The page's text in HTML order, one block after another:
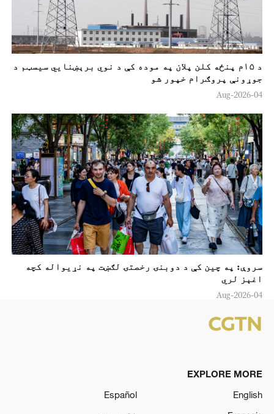
د ۱۵م پنځه کلن پلان په موده کې د نوي برېښنايي سیسټم د
جوړونې پروګرام خپور شو
04-Aug-2026
سروې: په چین کې د دوبنۍ رخصتۍ لګښت په نړیواله کچه
اغېز لري
04-Aug-2026
EXPLORE MORE
English
Español